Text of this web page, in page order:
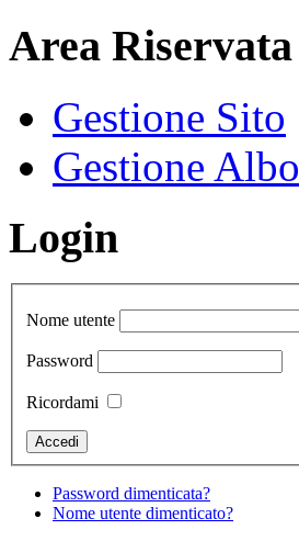
Area Riservata
Gestione Sito
Gestione Albo
Login
Nome utente
Password
Ricordami
Password dimenticata?
Nome utente dimenticato?